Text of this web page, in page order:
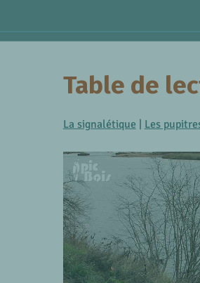
Table de
La signalétique | Les